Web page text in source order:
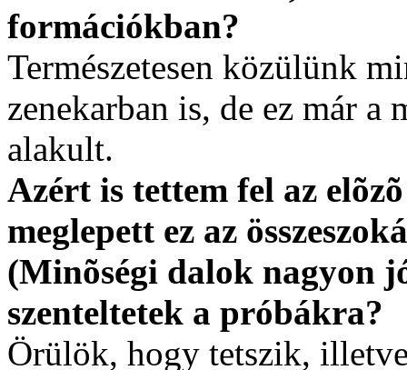
formációkban?
Természetesen közülünk
zenekarban is, de ez már a
alakult.
Azért is tettem fel az
meglepett ez az
(Minõségi dalok nagyon
szenteltetek a próbákra?
Örülök, hogy tetszik,